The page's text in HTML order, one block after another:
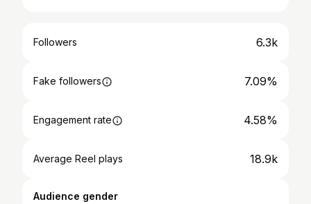
Followers 6.3k
Fake followers 7.09%
Engagement rate 4.58%
Average Reel plays 18.9k
Audience gender